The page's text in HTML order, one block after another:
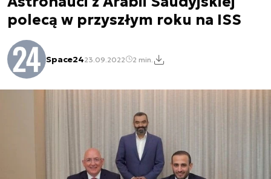
polecą w przyszłym roku na ISS
Space2423.09.2022 2 min.